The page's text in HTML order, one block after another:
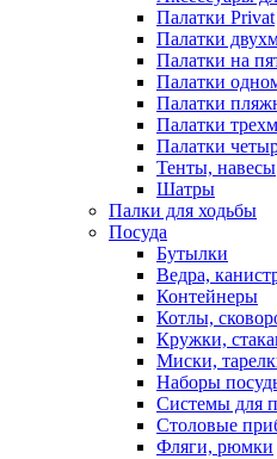
Палатки Privat
Палатки
Палатки на
Палатки
Палатки
Палатки
Палатки
Тенты, навесы
Шатры
Палки для ходьбы
Посуда
Бутылки
Ведра,
Контейнеры
Котлы,
Кружки,
Миски,
Наборы
Системы для
Столовые
Фляги, рюмки